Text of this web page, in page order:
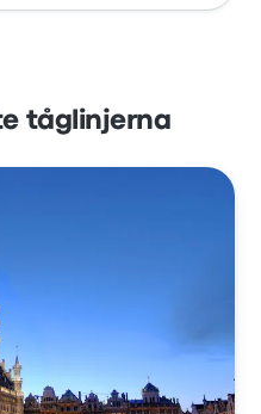
tåglinjerna